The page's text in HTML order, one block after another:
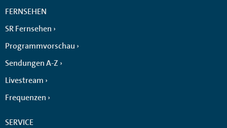
FERNSEHEN
SR Fernsehen
Programmvorschau
Sendungen A-Z
Livestream
Frequenzen
SERVICE